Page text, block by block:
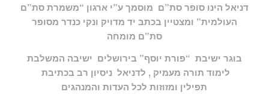
דניאל הינו סופר סת”ם מוסמך ע”י ארגון “משמרת סת”ם
העולמית” ומצטיין בכתב יד מדויק ונקי כנדר מסופר
סת”ם מומחה
בוגר ישיבת “פורת יוסף” בירושלים ישיבה המשלבת
לימוד תורה מעמיק , לדניאל ניסיון רב בכתיבת
תפילין ומזוזות לכל העדות והמנהגים